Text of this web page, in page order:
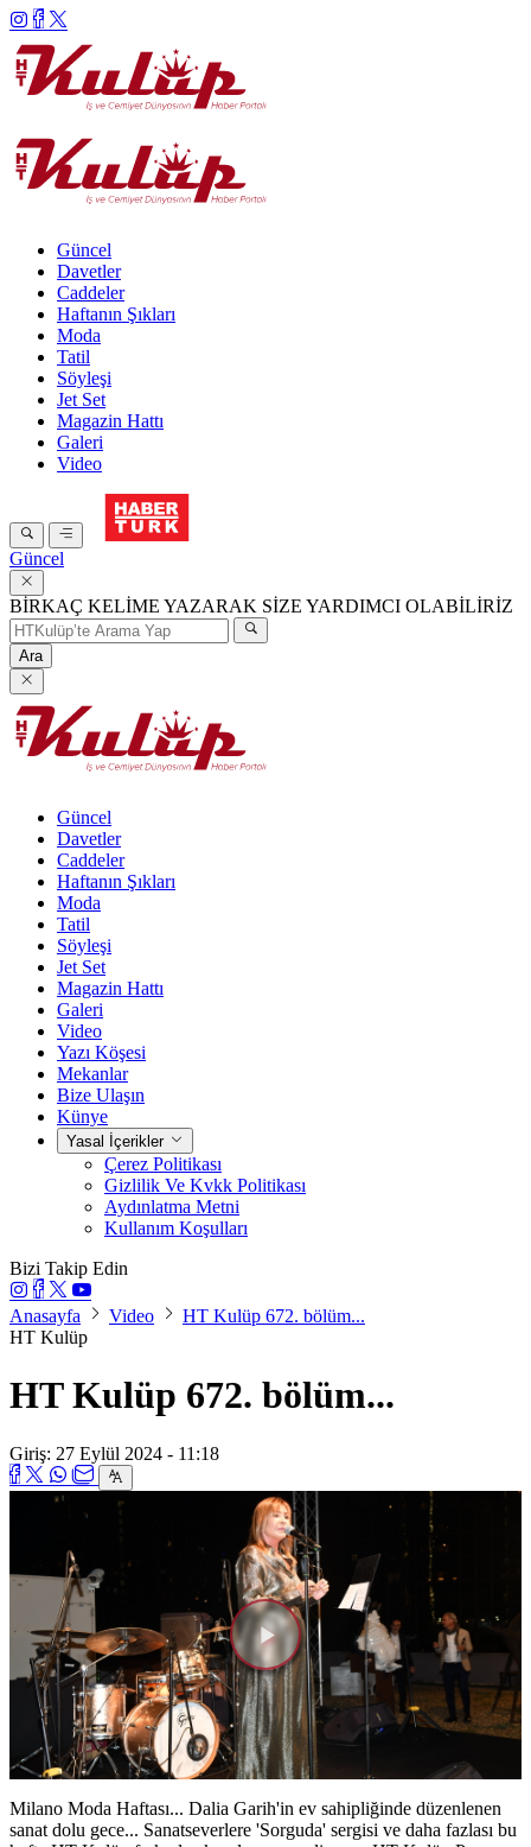
Güncel
Davetler
Caddeler
Haftanın Şıkları
Moda
Tatil
Söyleşi
Jet Set
Magazin Hattı
Galeri
Video
Güncel
BİRKAÇ KELİME YAZARAK SİZE YARDIMCI OLABİLİRİZ
Ara
Güncel
Davetler
Caddeler
Haftanın Şıkları
Moda
Tatil
Söyleşi
Jet Set
Magazin Hattı
Galeri
Video
Yazı Köşesi
Mekanlar
Bize Ulaşın
Künye
Yasal İçerikler
Çerez Politikası
Gizlilik Ve Kvkk Politikası
Aydınlatma Metni
Kullanım Koşulları
Bizi Takip Edin
Anasayfa Video
HT Kulüp 672. bölüm...
HT Kulüp
HT Kulüp 672. bölüm...
Giriş: 27 Eylül 2024 - 11:18
Videoyu
Oynat
Milano Moda Haftası... Dalia Garih'in ev sahipliğinde düzenlenen
sanat dolu gece... Sanatseverlere 'Sorguda' sergisi ve daha fazlası bu